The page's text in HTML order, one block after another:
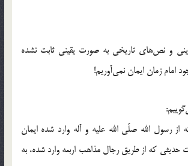
و نص‌های تاریخی به صورت یقینی ثابت نشده
امام زمان ایمان نمی‌آوریم!
رسول الله صلّی الله علیه و آله وارد شده ایمان
حدیثی که از طریق رجال مذاهب اربعه وارد شده، به